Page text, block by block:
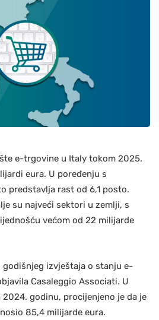
e-trgovine u Italy tokom 2025.
eura. U poređenju s
predstavlja rast od 6,1 posto.
su najveći sektori u zemlji, s
većom od 22 milijarde
godišnjeg izvještaja o stanju e-
Casaleggio Associati. U
godinu, procijenjeno je da je
85,4 milijarde eura.